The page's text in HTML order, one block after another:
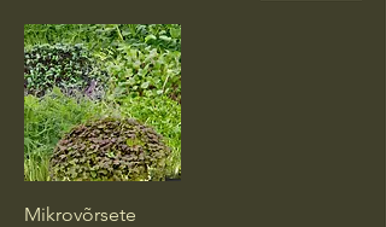
Mikrovõrsete